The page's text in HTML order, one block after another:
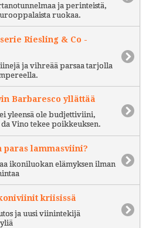
ja perinteistä,
ruokaa.
Riesling & Co -
ja vihreää parsaa tarjolla
Barbaresco yllättää
yleensä ole budjettiviini,
Vino tekee poikkeuksen.
paras lammasviini?
ikoniluokan elämyksen ilman
kriisissä
ja uusi viinintekijä